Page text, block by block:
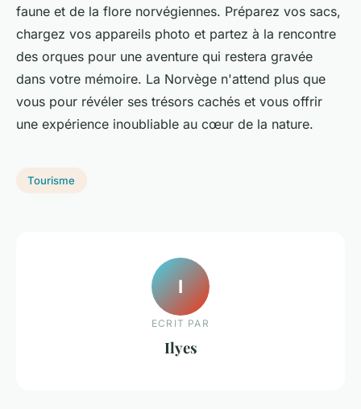
faune et de la flore norvégiennes. Préparez vos sacs,
chargez vos appareils photo et partez à la rencontre
des orques pour une aventure qui restera gravée
dans votre mémoire. La Norvège n'attend plus que
vous pour révéler ses trésors cachés et vous offrir
une expérience inoubliable au cœur de la nature.
Tourisme
I
ECRIT PAR
Ilyes